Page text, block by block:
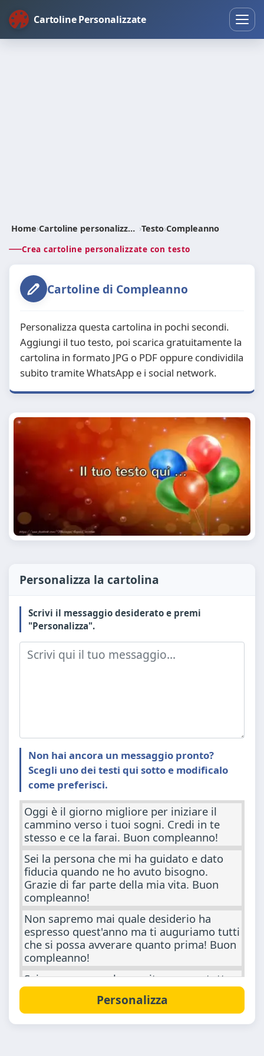
Cartoline Personalizzate
Home› Cartoline personalizzate ›Testo›Compleanno
Crea cartoline personalizzate con testo
Cartoline di Compleanno
Personalizza questa cartolina in pochi secondi.
Aggiungi il tuo testo, poi scarica gratuitamente la
cartolina in formato JPG o PDF oppure condividila
subito tramite WhatsApp e i social network.
Personalizza la cartolina
Scrivi il messaggio desiderato e premi
"Personalizza".
Non hai ancora un messaggio pronto?
Scegli uno dei testi qui sotto e modificalo
come preferisci.
Oggi è il giorno migliore per iniziare il
cammino verso i tuoi sogni. Credi in te
stesso e ce la farai. Buon compleanno!
Sei la persona che mi ha guidato e dato
fiducia quando ne ho avuto bisogno.
Grazie di far parte della mia vita. Buon
compleanno!
Non sapremo mai quale desiderio ha
espresso quest'anno ma ti auguriamo tutti
che si possa avverare quanto prima! Buon
compleanno!
Sei una persona che merita sempre tutto
il meglio. Ti auguro di cuore che tutti i
tuoi desideri si realizzano presto. Buon
compleanno!